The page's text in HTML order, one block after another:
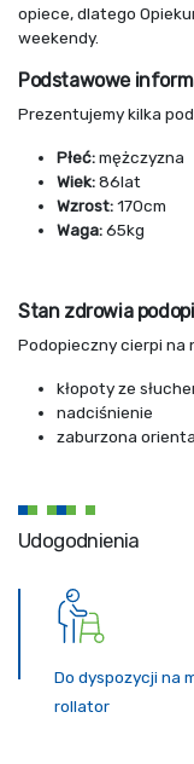
opiece, dlatego
weekendy.
Podstawowe
Prezentujemy kilka
Płeć:mężczyzna
Wiek:86lat
Wzrost:170cm
Waga:65kg
Stan zdrowia
Podopieczny cierpi na
kłopoty ze
nadciśnienie
zaburzona
Udogodnienia
Do dyspozycji na
rollator